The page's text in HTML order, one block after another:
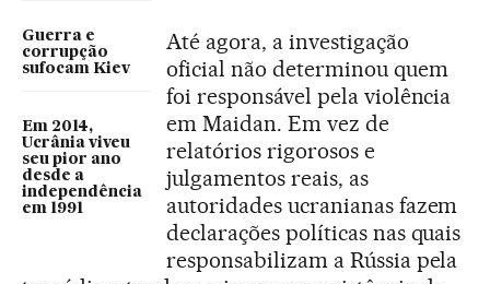
Guerra e
corrupção
sufocam Kiev
Em 2014,
Ucrânia viveu
seu pior ano
desde a
independência
em 1991
Até agora, a investigação
oficial não determinou quem
foi responsável pela violência
em Maidan. Em vez de
relatórios rigorosos e
julgamentos reais, as
autoridades ucranianas fazem
declarações políticas nas quais
responsabilizam a Rússia pela